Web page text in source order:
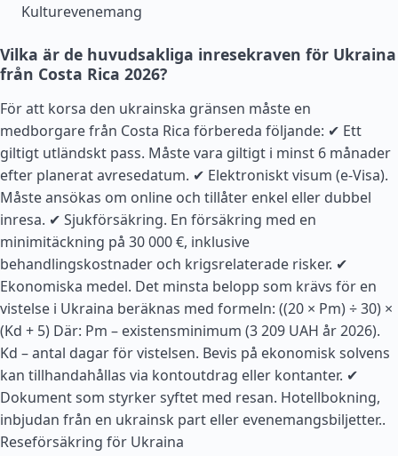
Kulturevenemang
Vilka är de huvudsakliga inresekraven för Ukraina
från Costa Rica 2026?
För att korsa den ukrainska gränsen måste en
medborgare från Costa Rica förbereda följande: ✔ Ett
giltigt utländskt pass. Måste vara giltigt i minst 6 månader
efter planerat avresedatum. ✔ Elektroniskt visum (e-Visa).
Måste ansökas om online och tillåter enkel eller dubbel
inresa. ✔ Sjukförsäkring. En försäkring med en
minimitäckning på 30 000 €, inklusive
behandlingskostnader och krigsrelaterade risker. ✔
Ekonomiska medel. Det minsta belopp som krävs för en
vistelse i Ukraina beräknas med formeln: ((20 × Pm) ÷ 30) ×
(Kd + 5) Där: Pm – existensminimum (3 209 UAH år 2026).
Kd – antal dagar för vistelsen. Bevis på ekonomisk solvens
kan tillhandahållas via kontoutdrag eller kontanter. ✔
Dokument som styrker syftet med resan. Hotellbokning,
inbjudan från en ukrainsk part eller evenemangsbiljetter..
Reseförsäkring för Ukraina